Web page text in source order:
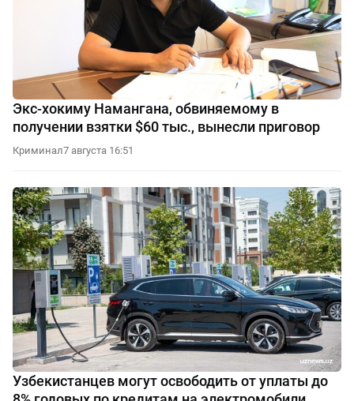
Экс-хокиму Намангана, обвиняемому в
получении взятки $60 тыс., вынесли приговор
Криминал7 августа 16:51
Узбекистанцев могут освободить от уплаты до